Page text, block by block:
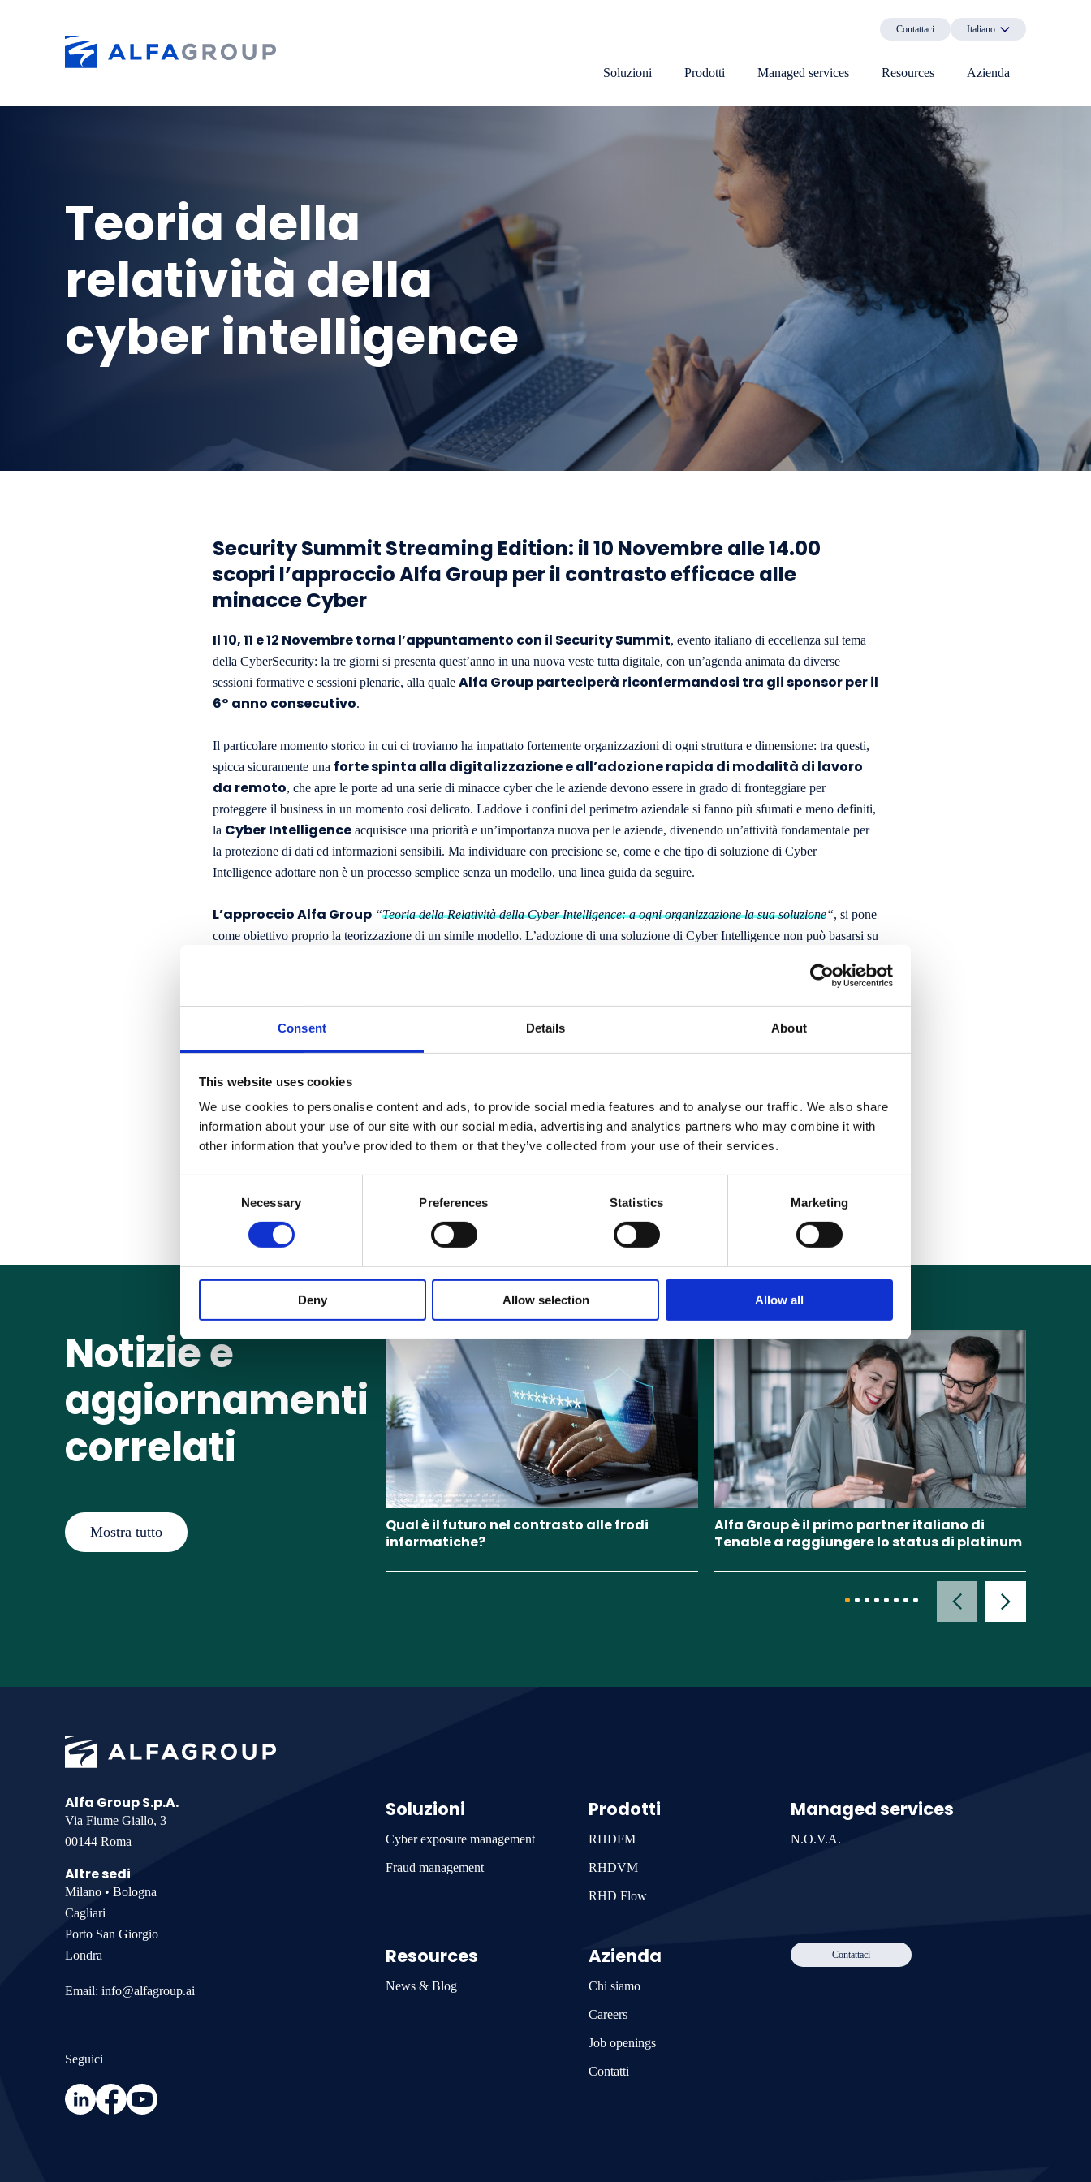
Consent Details About
This website uses cookies
We use cookies to personalise content and ads, to provide social media features and to analyse our traffic. We also share
information about your use of our site with our social media, advertising and analytics partners who may combine it with
other information that you’ve provided to them or that they’ve collected from your use of their services.
e
l
t
o
Necessary Preferences Statistics Marketing
Deny Allow selection Allow all
Contattaci Italiano
Soluzioni Prodotti Managed services Resources Azienda
Teoria della
relatività della
cyber intelligence
Security Summit Streaming Edition: il 10 Novembre alle 14.00
scopri l’approccio Alfa Group per il contrasto efficace alle
minacce Cyber
Il 10, 11 e 12 Novembre torna l’appuntamento con il Security Summit, evento italiano di eccellenza sul tema
della CyberSecurity: la tre giorni si presenta quest’anno in una nuova veste tutta digitale, con un’agenda animata da diverse
sessioni formative e sessioni plenarie, alla quale Alfa Group parteciperà riconfermandosi tra gli sponsor per il
6° anno consecutivo.
Il particolare momento storico in cui ci troviamo ha impattato fortemente organizzazioni di ogni struttura e dimensione: tra questi,
spicca sicuramente una forte spinta alla digitalizzazione e all’adozione rapida di modalità di lavoro
da remoto, che apre le porte ad una serie di minacce cyber che le aziende devono essere in grado di fronteggiare per
proteggere il business in un momento così delicato. Laddove i confini del perimetro aziendale si fanno più sfumati e meno definiti,
la Cyber Intelligence acquisisce una priorità e un’importanza nuova per le aziende, divenendo un’attività fondamentale per
la protezione di dati ed informazioni sensibili. Ma individuare con precisione se, come e che tipo di soluzione di Cyber
Intelligence adottare non è un processo semplice senza un modello, una linea guida da seguire.
L’approccio Alfa Group “Teoria della Relatività della Cyber Intelligence: a ogni organizzazione la sua soluzione“, si pone
come obiettivo proprio la teorizzazione di un simile modello. L’adozione di una soluzione di Cyber Intelligence non può basarsi su
individuare i
dall’esterno, ma dalle reali esigenze aziendali
(Continuing Professional Education) validi per il mantenimento delle certificazioni CISSP, CSSP,
CISA, CISM o analoghe richiedenti la formazione continua.
Durante la tre giorni dell’evento, tutte le novità del mondo Alfa Group sono state affrontate presso il nostro Desk Virtuale: una
Notizie e
aggiornamenti
correlati
Mostra tutto
Qual è il futuro nel contrasto alle frodi
informatiche?
Alfa Group è il primo partner italiano di
Tenable a raggiungere lo status di platinum
Alfa Group S.p.A.
Via Fiume Giallo, 3
00144 Roma
Altre sedi
Milano • Bologna
Cagliari
Porto San Giorgio
Londra
Email: info@alfagroup.ai
Seguici
Soluzioni
Cyber exposure management
Fraud management
Prodotti
RHDFM
RHDVM
RHD Flow
Managed services
N.O.V.A.
Resources
News & Blog
Azienda
Chi siamo
Careers
Job openings
Contatti
Contattaci